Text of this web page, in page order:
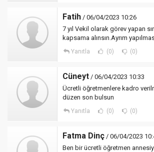
Fatih / 06/04/2023 10:26
7 yıl Vekil olarak görev yapan
kapsama alınsın.Ayrım
Yanıtla (0) (0)
Cüneyt / 06/04/2023 10:33
Ücretli öğretmenlere kadro
düzen son bulsun
Yanıtla (0) (0)
Fatma Dinç / 06/04/2023
Ben bir ücretli öğretmen